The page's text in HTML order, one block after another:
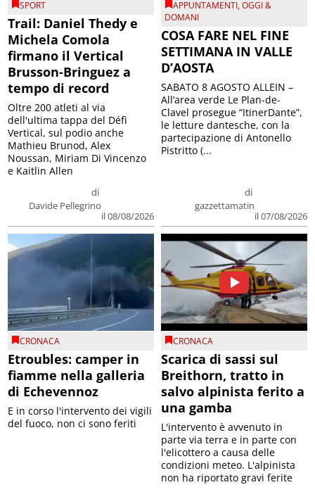
SPORT
Trail: Daniel Thedy e
Michela Comola
firmano il Vertical
Brusson-Bringuez a
tempo di record
di
Davide Pellegrino
il 08/08/2026
Oltre 200 atleti al via
dell'ultima tappa del Défì
Vertical, sul podio anche
Mathieu Brunod, Alex
Noussan, Miriam Di Vincenzo
e Kaitlin Allen
APPUNTAMENTI,OGGI &
DOMANI
COSA FARE NEL FINE
SETTIMANA IN VALLE
D’AOSTA
di
gazzettamatin
il 07/08/2026
SABATO 8 AGOSTO ALLEIN –
All’area verde Le Plan-de-
Clavel prosegue “ItinerDante”,
le letture dantesche, con la
partecipazione di Antonello
Pistritto (...
CRONACA
Etroubles: camper in
fiamme nella galleria
di Echevennoz
E in corso l'intervento dei vigili
del fuoco, non ci sono feriti
CRONACA
Scarica di sassi sul
Breithorn, tratto in
salvo alpinista ferito a
una gamba
L'intervento è avvenuto in
parte via terra e in parte con
l'elicottero a causa delle
condizioni meteo. L'alpinista
non ha riportato gravi ferite